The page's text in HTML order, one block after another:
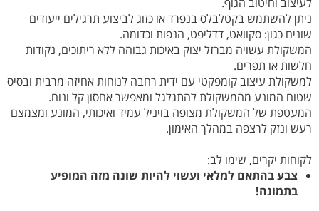
ניתן להשתמש בקטלבלס בנפרד או כזוג לביצוע תרגילים ייעודים
שונים כגון: סקוואט, דדליפט, הנפות וכדומה.
המשקולת עשויה מברזל יצוק באיכות גבוהה ללא ריתוכים, נקודות
חלשות או תפרים.
למשקולת עיצוב קומפקטי עם ידית רחבה לנוחות אחיזה מרבית ובסיס
שטוח המונע מהמשקולת להתגלגל ומאפשר אחסון קל ונוח.
המעטפת של המשקולת מצופה בויניל עמיד ואיכותי, המונע ומצמצם
רעש ונזק לרצפה במהלך האימון.
לקוחות יקרים, שימו לב:
צבע בהתאם למלאי ועשוי להיות שונה מזה המופיע
בתמונה!